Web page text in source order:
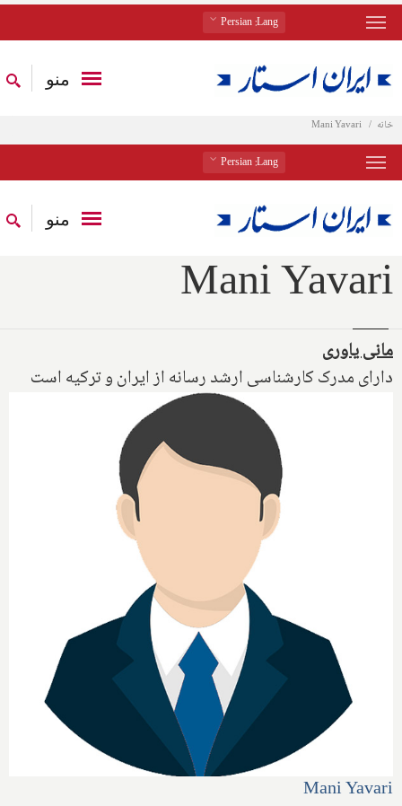
Lang
: Persian
منو
خانه Mani Yavari
Lang
: Persian
منو
Mani Yavari
مانی یاوری
دارای مدرک کارشناسی ارشد رسانه از ایران و ترکیه است
Mani Yavari